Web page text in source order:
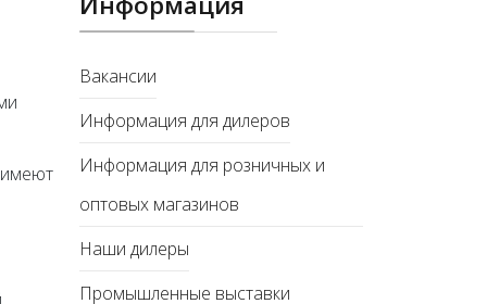
Вакансии
Информация для дилеров
Информация для розничных и
оптовых магазинов
Наши дилеры
Промышленные выставки